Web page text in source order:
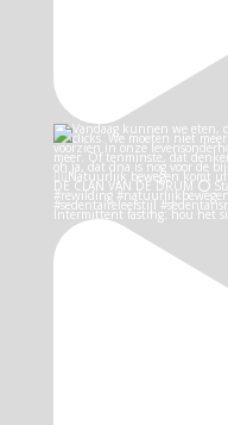
Intermittent fasting: hou het